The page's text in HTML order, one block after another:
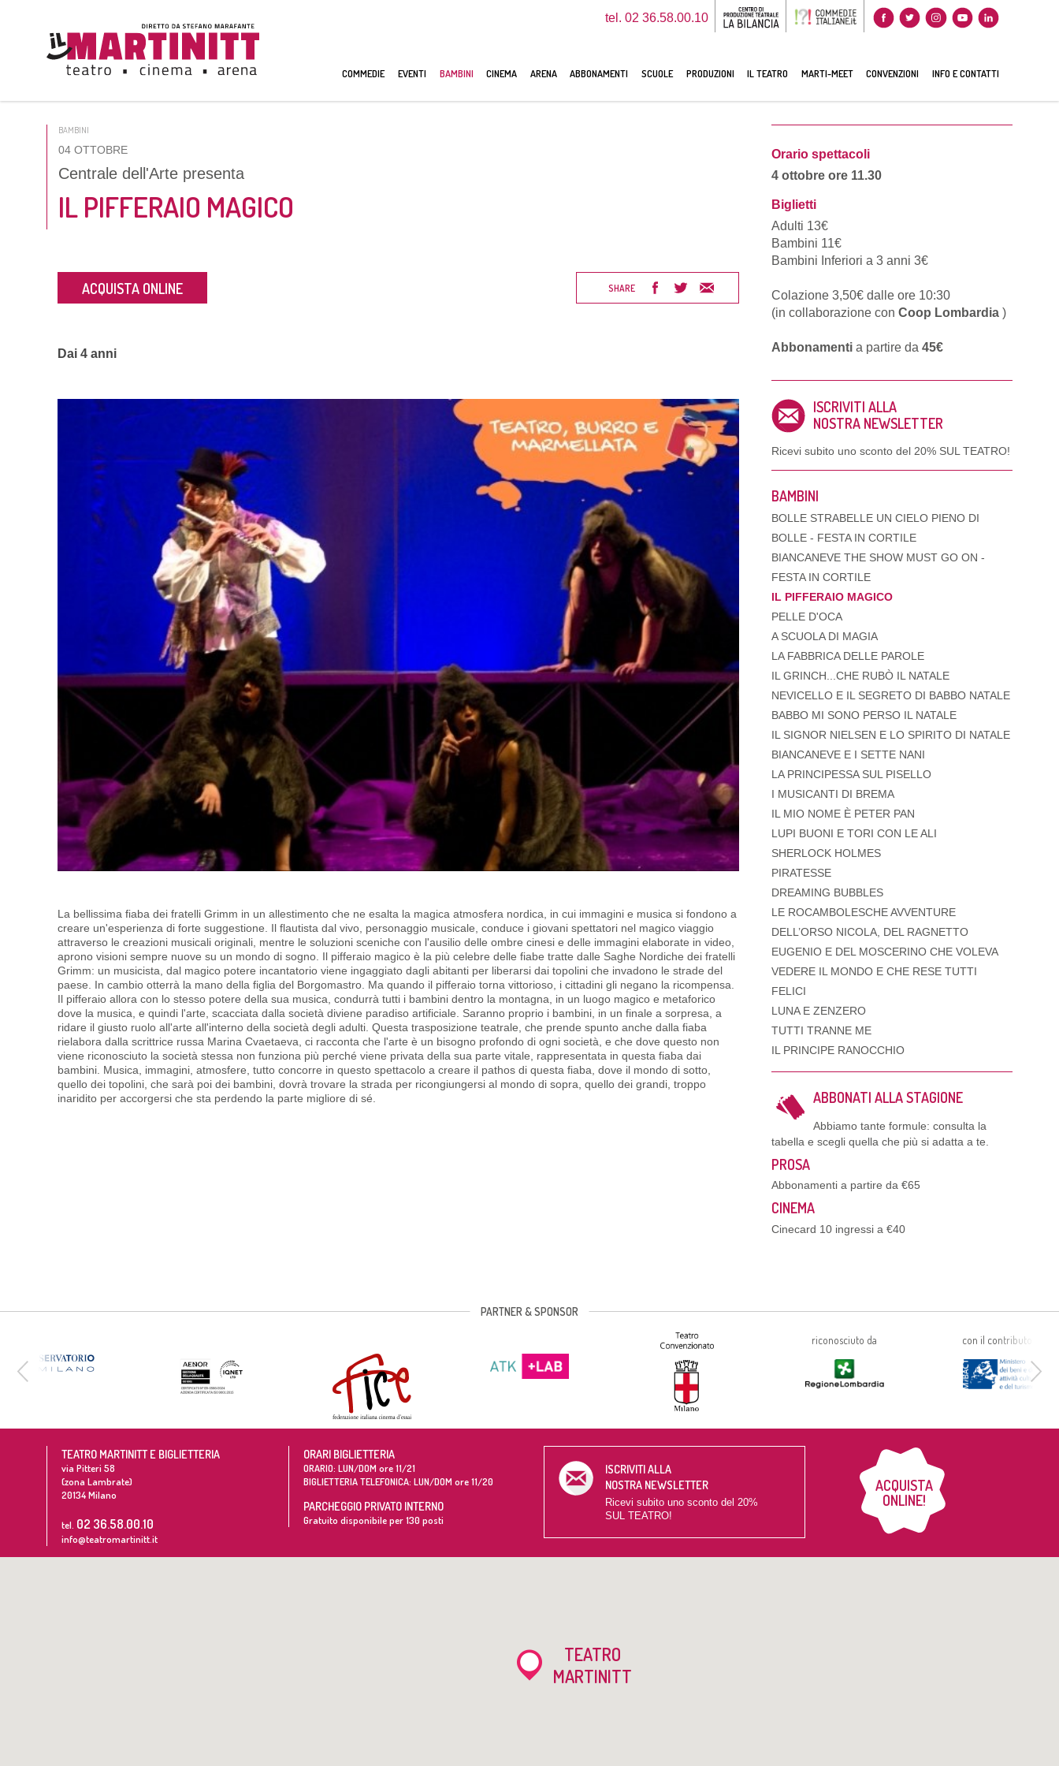
tel. 02 36.58.00.10
COMMEDIE EVENTI BAMBINI CINEMA ARENA ABBONAMENTI SCUOLE PRODUZIONI IL TEATRO MARTI-MEET CONVENZIONI INFO E CONTATTI
BAMBINI
04 OTTOBRE
Centrale dell'Arte presenta
IL PIFFERAIO MAGICO
ACQUISTA ONLINE SHARE
Dai 4 anni
La bellissima fiaba dei fratelli Grimm in un allestimento che ne esalta la magica atmosfera nordica, in cui immagini e musica si fondono a
creare un'esperienza di forte suggestione. Il flautista dal vivo, personaggio musicale, conduce i giovani spettatori nel magico viaggio
attraverso le creazioni musicali originali, mentre le soluzioni sceniche con l'ausilio delle ombre cinesi e delle immagini elaborate in video,
aprono visioni sempre nuove su un mondo di sogno. Il pifferaio magico è la più celebre delle fiabe tratte dalle Saghe Nordiche dei fratelli
Grimm: un musicista, dal magico potere incantatorio viene ingaggiato dagli abitanti per liberarsi dai topolini che invadono le strade del
paese. In cambio otterrà la mano della figlia del Borgomastro. Ma quando il pifferaio torna vittorioso, i cittadini gli negano la ricompensa.
Il pifferaio allora con lo stesso potere della sua musica, condurrà tutti i bambini dentro la montagna, in un luogo magico e metaforico
dove la musica, e quindi l'arte, scacciata dalla società diviene paradiso artificiale. Saranno proprio i bambini, in un finale a sorpresa, a
ridare il giusto ruolo all'arte all'interno della società degli adulti. Questa trasposizione teatrale, che prende spunto anche dalla fiaba
rielabora dalla scrittrice russa Marina Cvaetaeva, ci racconta che l'arte è un bisogno profondo di ogni società, e che dove questo non
viene riconosciuto la società stessa non funziona più perché viene privata della sua parte vitale, rappresentata in questa fiaba dai
bambini. Musica, immagini, atmosfere, tutto concorre in questo spettacolo a creare il pathos di questa fiaba, dove il mondo di sotto,
quello dei topolini, che sarà poi dei bambini, dovrà trovare la strada per ricongiungersi al mondo di sopra, quello dei grandi, troppo
inaridito per accorgersi che sta perdendo la parte migliore di sé.
Orario spettacoli
4 ottobre ore 11.30
Biglietti
Adulti 13€
Bambini 11€
Bambini Inferiori a 3 anni 3€
Colazione 3,50€ dalle ore 10:30
(in collaborazione con Coop Lombardia)
Abbonamentia partire da 45€
ISCRIVITI ALLA
NOSTRA NEWSLETTER
Ricevi subito uno sconto del 20% SUL TEATRO!
BAMBINI
BOLLE STRABELLE UN CIELO PIENO DI
BOLLE - FESTA IN CORTILE
BIANCANEVE THE SHOW MUST GO ON -
FESTA IN CORTILE
IL PIFFERAIO MAGICO
PELLE D'OCA
A SCUOLA DI MAGIA
LA FABBRICA DELLE PAROLE
IL GRINCH...CHE RUBÒ IL NATALE
NEVICELLO E IL SEGRETO DI BABBO NATALE
BABBO MI SONO PERSO IL NATALE
IL SIGNOR NIELSEN E LO SPIRITO DI NATALE
BIANCANEVE E I SETTE NANI
LA PRINCIPESSA SUL PISELLO
I MUSICANTI DI BREMA
IL MIO NOME È PETER PAN
LUPI BUONI E TORI CON LE ALI
SHERLOCK HOLMES
PIRATESSE
DREAMING BUBBLES
LE ROCAMBOLESCHE AVVENTURE
DELL’ORSO NICOLA, DEL RAGNETTO
EUGENIO E DEL MOSCERINO CHE VOLEVA
VEDERE IL MONDO E CHE RESE TUTTI
FELICI
LUNA E ZENZERO
TUTTI TRANNE ME
IL PRINCIPE RANOCCHIO
ABBONATI ALLA STAGIONE
Abbiamo tante formule: consulta la
tabella e scegli quella che più si adatta a te.
PROSA
Abbonamenti a partire da €65
CINEMA
Cinecard 10 ingressi a €40
PARTNER & SPONSOR
riconosciuto da con il contributo di
TEATRO MARTINITT E BIGLIETTERIA
via Pitteri 58
(zona Lambrate)
20134Milano
tel. 02 36.58.00.10
info@teatromartinitt.it
ORARI BIGLIETTERIA
ORARIO: LUN/DOM ore 11/21
BIGLIETTERIA TELEFONICA: LUN/DOM ore 11/20
PARCHEGGIO PRIVATO INTERNO
Gratuito disponibile per 130 posti
ISCRIVITI ALLA
NOSTRA NEWSLETTER
Ricevi subito uno sconto del 20%
SUL TEATRO!
ACQUISTA
ONLINE!
TEATRO
MARTINITT